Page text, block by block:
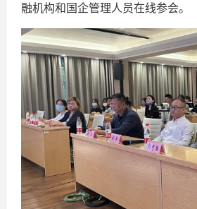
融机构和国企管理人员在线参会。